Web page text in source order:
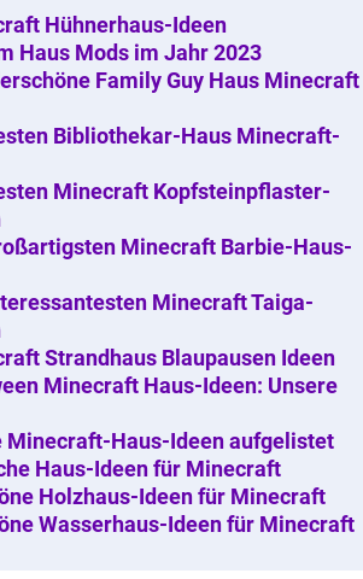
Hühnerhaus-Ideen
Haus Mods im Jahr 2023
Family Guy Haus Minecraft
Bibliothekar-Haus Minecraft-
Minecraft Kopfsteinpflaster-
Minecraft Barbie-Haus-
Minecraft Taiga-
Strandhaus Blaupausen Ideen
Minecraft Haus-Ideen: Unsere
Minecraft-Haus-Ideen aufgelistet
Haus-Ideen für Minecraft
Holzhaus-Ideen für Minecraft
Wasserhaus-Ideen für Minecraft